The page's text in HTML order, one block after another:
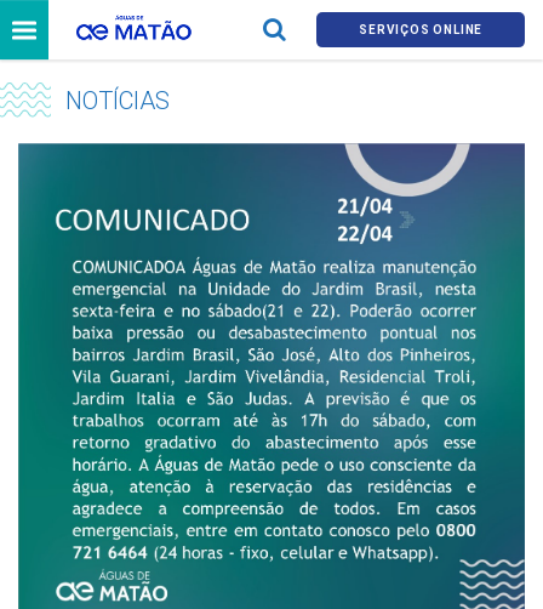
SERVIÇOS ONLINE
NOTÍCIAS